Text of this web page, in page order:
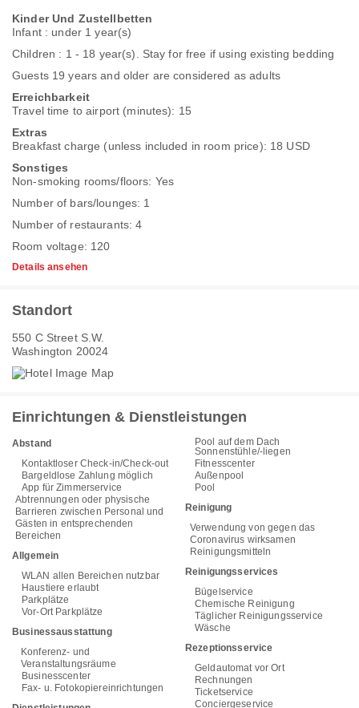
Kinder Und Zustellbetten
Infant : under 1 year(s)
Children : 1 - 18 year(s). Stay for free if using existing bedding
Guests 19 years and older are considered as adults
Erreichbarkeit
Travel time to airport (minutes): 15
Extras
Breakfast charge (unless included in room price): 18 USD
Sonstiges
Non-smoking rooms/floors: Yes
Number of bars/lounges: 1
Number of restaurants: 4
Room voltage: 120
Details ansehen
Standort
550 C Street S.W.
Washington 20024
Einrichtungen & Dienstleistungen
Abstand
Kontaktloser Check-in/Check-out
Bargeldlose Zahlung möglich
App für Zimmerservice
Abtrennungen oder physische
Barrieren zwischen Personal und
Gästen in entsprechenden
Bereichen
Allgemein
WLAN allen Bereichen nutzbar
Haustiere erlaubt
Parkplätze
Vor-Ort Parkplätze
Businessausstattung
Konferenz- und
Veranstaltungsräume
Businesscenter
Fax- u. Fotokopiereinrichtungen
Pool auf dem Dach
Sonnenstühle/-liegen
Fitnesscenter
Außenpool
Pool
Reinigung
Verwendung von gegen das
Coronavirus wirksamen
Reinigungsmitteln
Reinigungsservices
Bügelservice
Chemische Reinigung
Täglicher Reinigungsservice
Wäsche
Rezeptionsservice
Geldautomat vor Ort
Rechnungen
Ticketservice
Conciergeservice